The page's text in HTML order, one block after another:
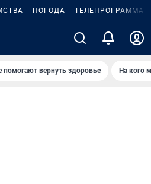
ПОГОДА ТЕЛЕПРОГРАММА
помогают вернуть здоровье На кого